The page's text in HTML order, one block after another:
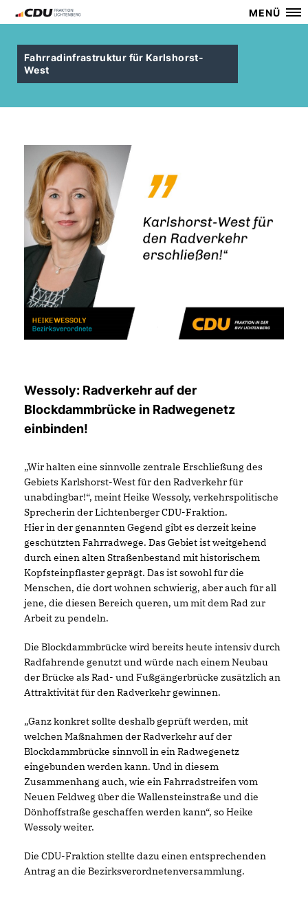
MENÜ
Fahrradinfrastruktur für Karlshorst-
West
Wessoly: Radverkehr auf der
Blockdammbrücke in Radwegenetz
einbinden!
Wir halten eine sinnvolle zentrale Erschließung des
Gebiets Karlshorst-West für den Radverkehr für
unabdingbar!“, meint Heike Wessoly, verkehrspolitische
Sprecherin der Lichtenberger CDU-Fraktion.
Hier in der genannten Gegend gibt es derzeit keine
geschützten Fahrradwege. Das Gebiet ist weitgehend
durch einen alten Straßenbestand mit historischem
Kopfsteinpflaster geprägt. Das ist sowohl für die
Menschen, die dort wohnen schwierig, aber auch für all
jene, die diesen Bereich queren, um mit dem Rad zur
Arbeit zu pendeln.
Die Blockdammbrücke wird bereits heute intensiv durch
Radfahrende genutzt und würde nach einem Neubau
der Brücke als Rad- und Fußgängerbrücke zusätzlich an
Attraktivität für den Radverkehr gewinnen.
Ganz konkret sollte deshalb geprüft werden, mit
welchen Maßnahmen der Radverkehr auf der
Blockdammbrücke sinnvoll in ein Radwegenetz
eingebunden werden kann. Und in diesem
Zusammenhang auch, wie ein Fahrradstreifen vom
Neuen Feldweg über die Wallensteinstraße und die
Dönhoffstraße geschaffen werden kann“, so Heike
Wessoly weiter.
Die CDU-Fraktion stellte dazu einen entsprechenden
Antrag an die Bezirksverordnetenversammlung.